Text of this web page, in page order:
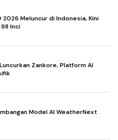
2026 Meluncur di Indonesia, Kini
Inci
Zankore, Platform AI
Model AI WeatherNext